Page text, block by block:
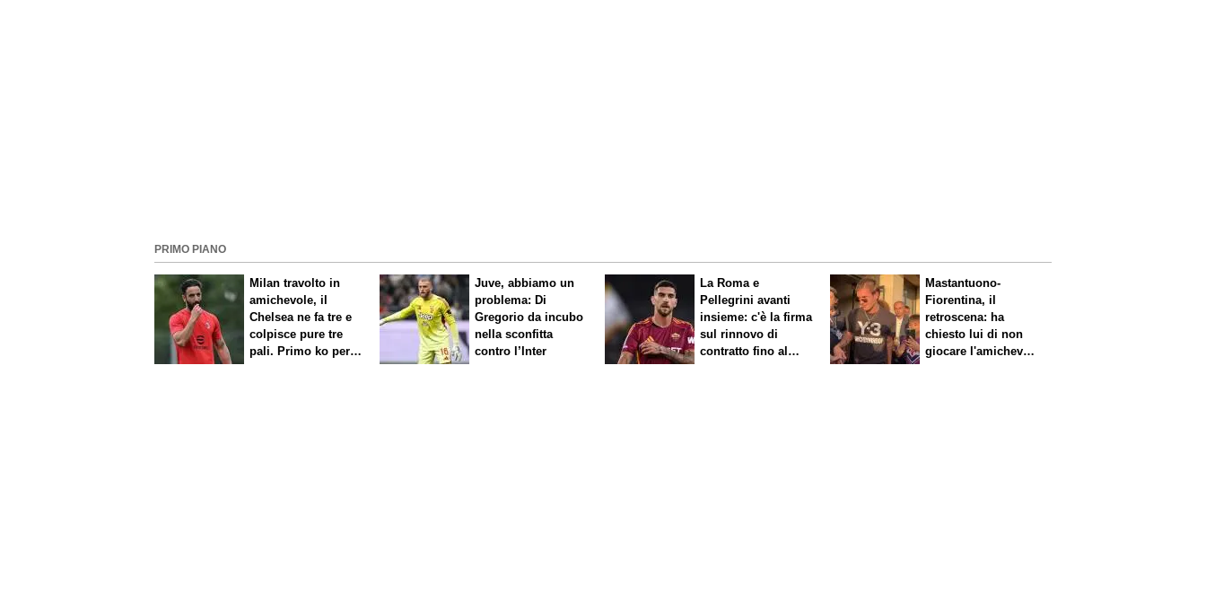
PRIMO PIANO
Milan travolto in
amichevole, il
Chelsea ne fa tre e
colpisce pure tre
pali. Primo ko per
Juve, abbiamo un
problema: Di
Gregorio da incubo
nella sconfitta
contro l’Inter
La Roma e
Pellegrini avanti
insieme: c'è la firma
sul rinnovo di
contratto fino al
Mastantuono-
Fiorentina, il
retroscena: ha
chiesto lui di non
giocare l'amichevole